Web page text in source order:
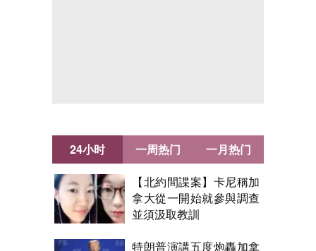
24小时
【北約間諜案】卡尼稱加
拿大從一開始就參與調查
並須汲取教訓
特朗普演講五度炮轟加拿
一周热门 一月热门